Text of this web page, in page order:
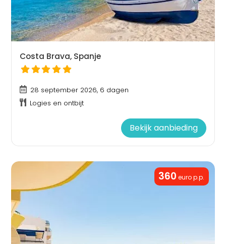
Costa Brava, Spanje
28 september 2026, 6 dagen
Logies en ontbijt
Bekijk aanbieding
360 euro p.p.